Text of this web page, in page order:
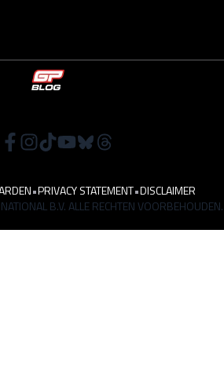
•PRIVACY STATEMENT•DISCLAIMER
B.V. ALLE RECHTEN VOORBEHOUDEN.